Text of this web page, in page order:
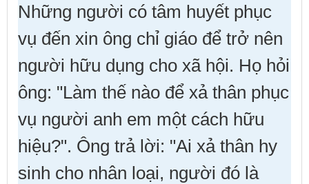
Những người có tâm huyết phục
vụ đến xin ông chỉ giáo để trở nên
người hữu dụng cho xã hội. Họ hỏi
ông: "Làm thế nào để xả thân phục
vụ người anh em một cách hữu
hiệu?". Ông trả lời: "Ai xả thân hy
sinh cho nhân loại, người đó là